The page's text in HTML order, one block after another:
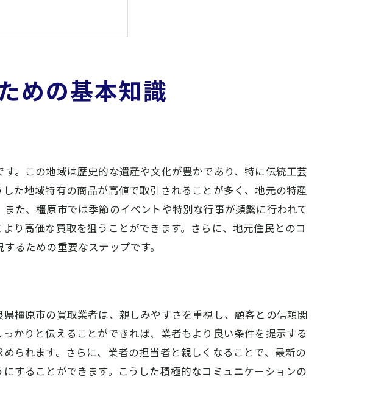
の回避法
を実現する方法
ためのポイント
選び
する
市で賢く売る
の違い
橿原市で学ぶ
めの基本知識
。この地域は歴史的な遺産や文化が豊かであり、特に伝統工芸
た地域特有の商品が高値で取引されることが多く、地元の特産
た、橿原市では季節のイベントや特別な行事が頻繁に行われて
り高価な買取を狙うことができます。さらに、地元住民とのコ
るための重要なステップです。
橿原市の買取業者は、親しみやすさを重視し、顧客との信頼関
かりと伝えることができれば、業者もより良い条件を提示する
られます。さらに、業者の担当者と親しくなることで、最新の
することができます。こうした積極的なコミュニケーションの